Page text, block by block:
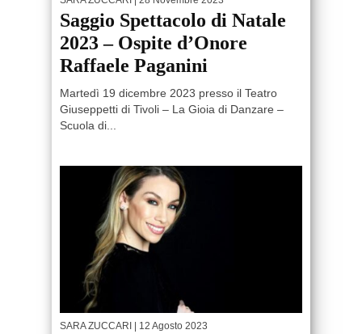
Saggio Spettacolo di Natale
2023 – Ospite d’Onore
Raffaele Paganini
Martedì 19 dicembre 2023 presso il Teatro
Giuseppetti di Tivoli – La Gioia di Danzare –
Scuola di...
SARA ZUCCARI | 12 Agosto 2023